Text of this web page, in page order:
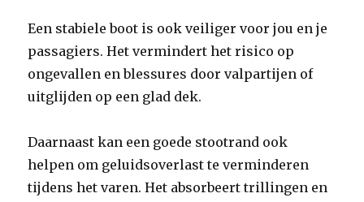
Een stabiele boot is ook veiliger voor jou en je
passagiers. Het vermindert het risico op
ongevallen en blessures door valpartijen of
uitglijden op een glad dek.
Daarnaast kan een goede stootrand ook
helpen om geluidsoverlast te verminderen
tijdens het varen. Het absorbeert trillingen en